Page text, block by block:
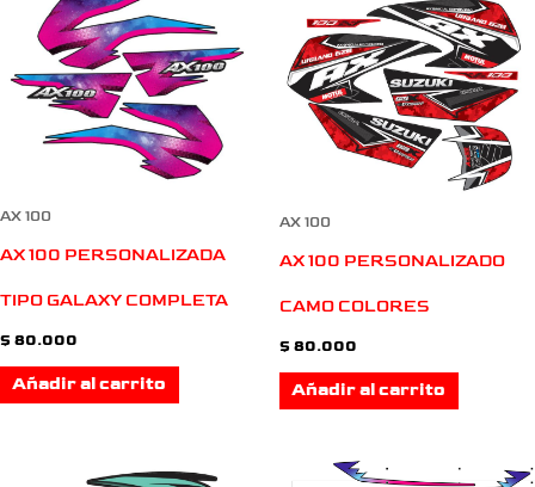
AX 100
AX 100 PERSONALIZADA
TIPO GALAXY COMPLETA
$ 80.000
Añadir al carrito
AX 100
AX 100 PERSONALIZADO
CAMO COLORES
$ 80.000
Añadir al carrito